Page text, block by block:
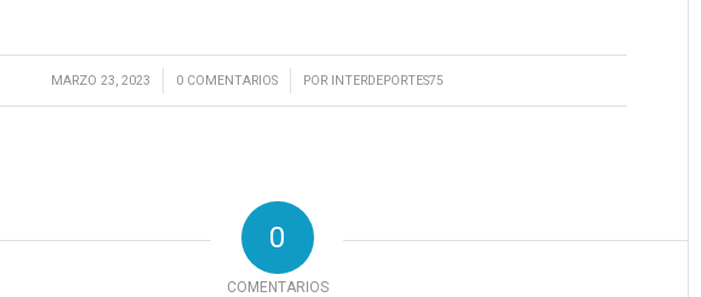
MARZO 23, 2023
/ 0 COMENTARIOS
/ POR INTERDEPORTES75
0
COMENTARIOS